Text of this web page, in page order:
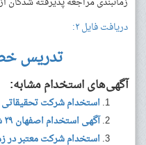
دریافت فایل ۲:
تدریس
آگهی‌های استخدام مشابه:
استخدام شرکت تحقیقاتی
آگهی استخدام اصفهان ۲۹ شهریور
استخدام شرکت معتبر